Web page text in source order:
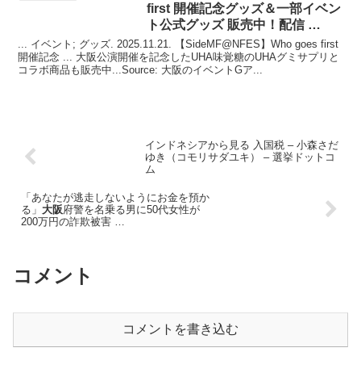
first 開催記念グッズ＆一部イベン
ト公式グッズ 販売中！配信 …
... イベント; グッズ. 2025.11.21. 【SideMF@NFES】Who goes first
開催記念 ... 大阪公演開催を記念したUHA味覚糖のUHAグミサプリと
コラボ商品も販売中...Source: 大阪のイベントGア...
インドネシアから見る 入国税 – 小森さだ
ゆき（コモリサダユキ） – 選挙ドットコ
ム
「あなたが逃走しないようにお金を預か
る」 大阪府警を名乗る男に50代女性が
200万円の詐欺被害 …
コメント
コメントを書き込む